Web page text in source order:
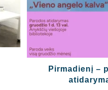
Pirmadienį –